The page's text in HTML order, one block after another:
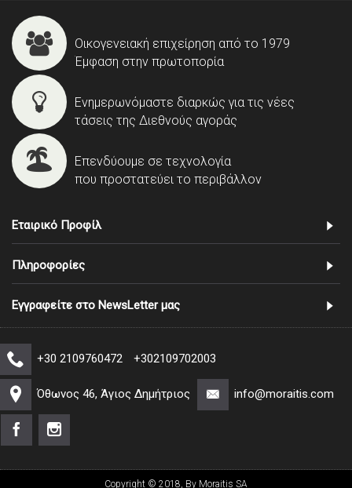
Οικογενειακή επιχείρηση από το 1979
Έμφαση στην πρωτοπορία
Ενημερωνόμαστε διαρκώς για τις νέες
τάσεις της Διεθνούς αγοράς
Επενδύουμε σε τεχνολογία
που προστατεύει το περιβάλλον
Εταιρικό Προφίλ
Πληροφορίες
Εγγραφείτε στο NewsLetter μας
+30 2109760472 +302109702003
Όθωνος 46, Άγιος Δημήτριος info@moraitis.com
Copyright © 2018, By Moraitis SA